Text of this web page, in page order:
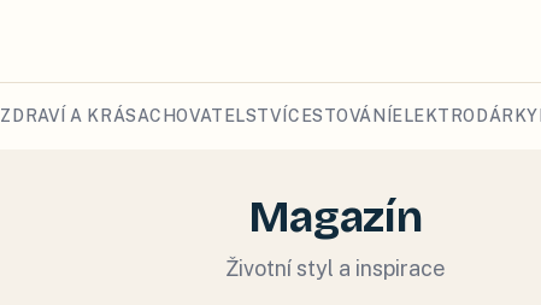
ZDRAVÍ A KRÁSACHOVATELSTVÍCESTOVÁNÍ ELEKTRO DÁRKY
Magazín
Životní styl a inspirace